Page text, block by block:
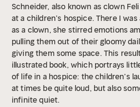
Schneider, also known as clown
at a children’s hospice. There I
as a clown, she stirred emotions
pulling them out of their gloomy
giving them some space. This
illustrated book, which portrays
of life in a hospice: the children’s
at times be quite loud, but also
infinite quiet.